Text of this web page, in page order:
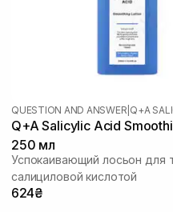
QUESTION AND ANSWER Q+A
Q+A Salicylic Acid
250 мл
Успокаивающий лосьон для
салициловой кислотой
624₴